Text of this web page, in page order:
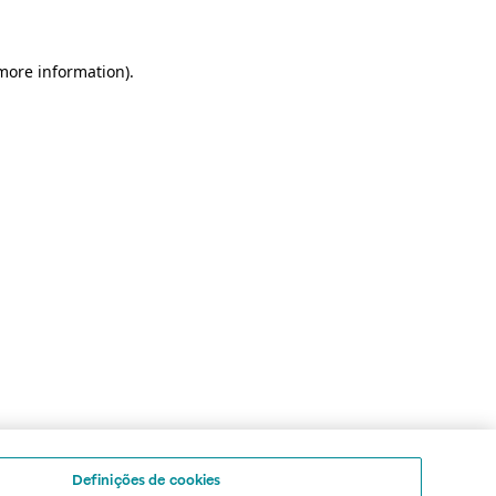
information).
Definições de cookies